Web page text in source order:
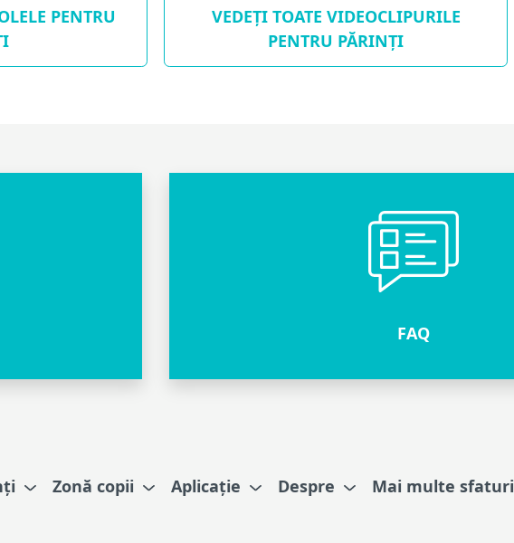
PENTRU
VEDEȚI TOATE VIDEOCLIPURILE
PENTRU PĂRINȚI
FAQ
Zonă copii Aplicație Despre Mai multe sfaturi